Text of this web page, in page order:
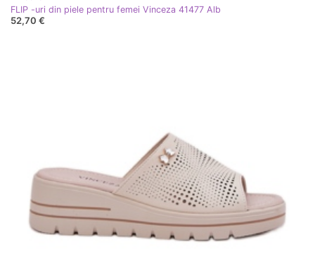
FLIP -uri din piele pentru femei Vinceza 41477 Alb
52,70 €